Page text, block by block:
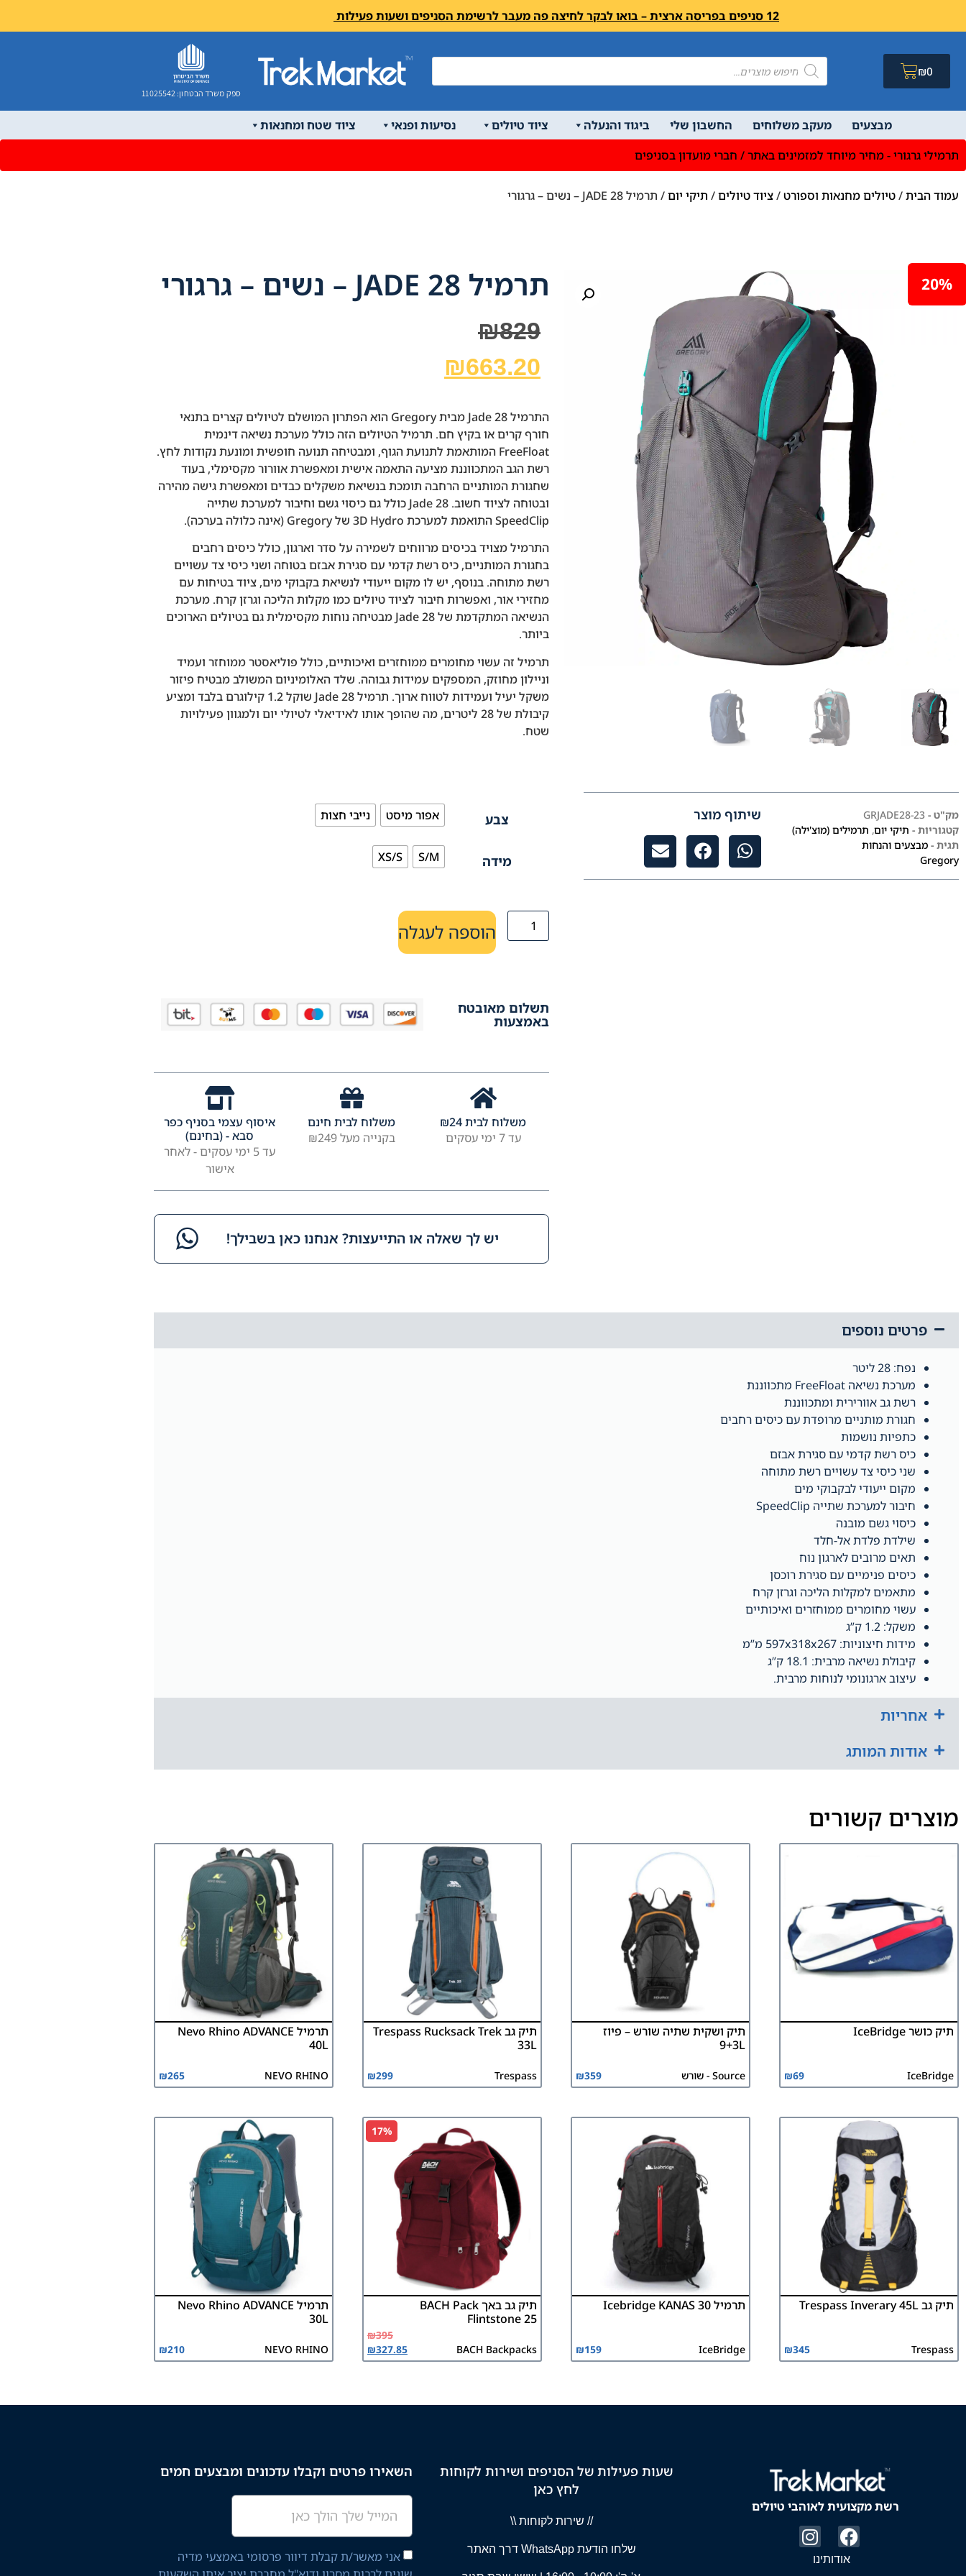
12 סניפים בפריסה ארצית – בואו לבקר לחיצה פה מעבר לרשימת הסניפים ושעות פעילות
₪0
ספק משרד הבטחון: 11025542
מבצעים מעקב משלוחים החשבון שלי ביגוד והנעלה ציוד טיולים נסיעות ופנאי
ציוד שטח ומחנאות
תרמילי גרגורי - מחיר מיוחד למזמינים באתר / חברי מועדון בסניפים
עמוד הבית/טיולים מחנאות וספורט/ציוד טיולים/ תיקי יום/ תרמיל JADE 28 – נשים – גרגורי
20%
מק"ט - GRJADE28-23
קטגוריות - תיקי יום, תרמילים (מוצ'ילה)
תגית - מבצעים והנחות
Gregory
שיתוף מוצר
תרמיל JADE 28 – נשים – גרגורי
₪829
₪663.20
התרמיל Jade 28 מבית Gregory הוא הפתרון המושלם לטיולים קצרים בתנאי
חורף קרים או בקיץ חם. תרמיל הטיולים הזה כולל מערכת נשיאה דינמית
FreeFloat המותאמת לתנועת הגוף, ומבטיחה תנועה חופשית ומונעת נקודות לחץ.
רשת הגב המתכווננת מציעה התאמה אישית ומאפשרת אוורור מקסימלי, בעוד
שחגורת המותניים הרחבה תומכת בנשיאת משקלים כבדים ומאפשרת גישה מהירה
ובטוחה לציוד חשוב. Jade 28 כולל גם כיסוי גשם וחיבור למערכת שתייה
SpeedClip התואמת למערכת 3D Hydro של Gregory (אינה כלולה בערכה).
התרמיל מצויד בכיסים מרווחים לשמירה על סדר וארגון, כולל כיסים רחבים
בחגורת המותניים, כיס רשת קדמי עם סגירת אבזם בטוחה ושני כיסי צד עשויים
רשת מתוחה. בנוסף, יש לו מקום ייעודי לנשיאת בקבוקי מים, ציוד בטיחות עם
מחזירי אור, ואפשרות חיבור לציוד טיולים כמו מקלות הליכה וגרזן קרח. מערכת
הנשיאה המתקדמת של Jade 28 מבטיחה נוחות מקסימלית גם בטיולים הארוכים
ביותר.
תרמיל זה עשוי מחומרים ממוחזרים ואיכותיים, כולל פוליאסטר ממוחזר ועמיד
וניילון מחוזק, המספקים עמידות גבוהה. שלד האלומיניום המשולב מבטיח פיזור
משקל יעיל ועמידות לטווח ארוך. תרמיל Jade 28 שוקל 1.2 קילוגרם בלבד ומציע
קיבולת של 28 ליטרים, מה שהופך אותו לאידיאלי לטיולי יום ולמגוון פעילויות
שטח.
צבע אפור מיסט נייבי חצות
מידה S/M
XS/S
הוספה לעגלה
תשלום מאובטח
באמצעות
משלוח לבית ₪24
עד 7 ימי עסקים
משלוח לבית חינם
בקנייה מעל ₪249
איסוף עצמי בסניף כפר
סבא - (בחינם)
עד 5 ימי עסקים - לאחר
אישור
יש לך שאלה או התייעצות? אנחנו כאן בשבילך!​
פרטים נוספים
נפח: 28 ליטר
מערכת נשיאה FreeFloat מתכווננת
רשת גב אוורירית ומתכווננת
חגורת מותניים מרופדת עם כיסים רחבים
כתפיות נושמות
כיס רשת קדמי עם סגירת אבזם
שני כיסי צד עשויים רשת מתוחה
מקום ייעודי לבקבוקי מים
חיבור למערכת שתייה SpeedClip
כיסוי גשם מובנה
שילדת פלדת אל-חלד
תאים מרובים לארגון נוח
כיסים פנימיים עם סגירת רוכסן
מתאמים למקלות הליכה וגרזן קרח
עשוי מחומרים ממוחזרים ואיכותיים
משקל: 1.2 ק”ג
מידות חיצוניות: 597x318x267 מ”מ
קיבולת נשיאה מרבית: 18.1 ק”ג
עיצוב ארגונומי לנוחות מרבית.
אחריות
אודות המותג
מוצרים קשורים
תיק כושר IceBridge
IceBridge
₪69
תיק ושקית שתיה שורש – פיוז
9+3L
Source - שורש ₪359
תיק גב Trespass Rucksack Trek
33L
Trespass
₪299
תרמיל Nevo Rhino ADVANCE
40L
NEVO RHINO
₪265
תיק גב Trespass Inverary 45L
Trespass
₪345
תרמיל Icebridge KANAS 30
IceBridge
₪159
17%
תיק גב באך BACH Pack
Flintstone 25
BACH Backpacks
₪395
₪327.85
תרמיל Nevo Rhino ADVANCE
30L
NEVO RHINO
₪210
רשת מקצועית לאוהבי טיולים
אודותינו
שעות פעילות של הסניפים ושירות לקוחות
לחץ כאן
// שירות לקוחות \\
שלחו הודעת WhatsApp דרך האתר
השאירו פרטים וקבלו עדכונים ומבצעים חמים
אני מאשר/ת קבלת דיוור פרסומי באמצעי מדיה